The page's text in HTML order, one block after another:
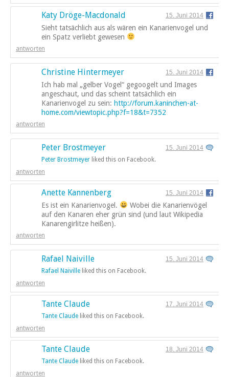
Katy Dröge-Macdonald 15. Juni 2014
Sieht tatsächlich aus als wären ein Kanarienvogel und
ein Spatz verliebt gewesen
antworten
Christine Hintermeyer 15. Juni 2014
Ich hab mal „gelber Vogel“ gegoogelt und Images
angeschaut, und das scheint tatsächlich ein
Kanarienvogel zu sein: http://forum.kaninchen-at-
home.com/viewtopic.php?f=18&t=7352
antworten
Peter Brostmeyer
15. Juni 2014
Peter Brostmeyer liked this on Facebook.
antworten
Anette Kannenberg 15. Juni 2014
Es ist ein Kanarienvogel.
Wobei die Kanarienvögel
auf den Kanaren eher grün sind (und laut Wikipedia
Kanarengirlitze heißen).
antworten
Rafael Naiville
15. Juni 2014
Rafael Naiville liked this on Facebook.
antworten
Tante Claude
17. Juni 2014
Tante Claude liked this on Facebook.
antworten
Tante Claude
18. Juni 2014
Tante Claude liked this on Facebook.
antworten